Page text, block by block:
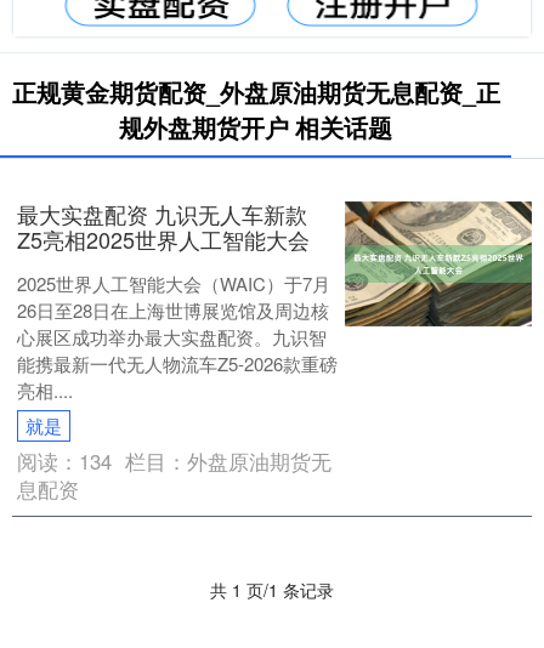
正规黄金期货配资_外盘原油期货无息配资_正
规外盘期货开户 相关话题
最大实盘配资 九识无人车新款
Z5亮相2025世界人工智能大会
2025世界人工智能大会（WAIC）于7月
26日至28日在上海世博展览馆及周边核
心展区成功举办最大实盘配资。九识智
能携最新一代无人物流车Z5-2026款重磅
亮相....
就是
阅读： 134 栏目：外盘原油期货无
息配资
共 1 页/1 条记录